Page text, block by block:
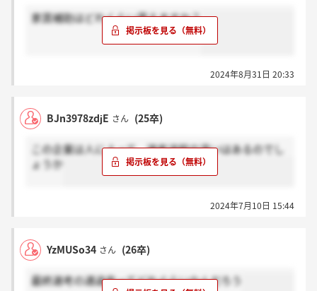
家賃補助はどれくらい貰えますか？
2024年8月31日 20:33
BJn3978zdjE さん (25卒)
この企業は人によって、選考過程の違いはあるのでし
ょうか
2024年7月10日 15:44
YzMUSo34 さん (26卒)
最終選考の通過率ってどれぐらいなんだろう